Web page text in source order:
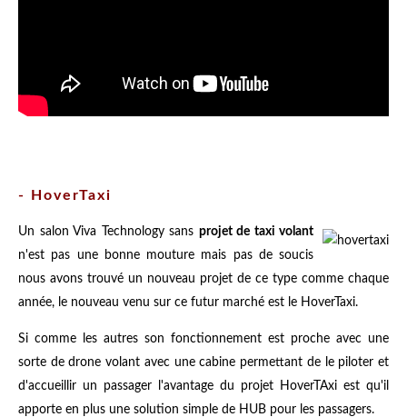
- HoverTaxi
Un salon Viva Technology sans projet de taxi volant
n'est pas une bonne mouture mais pas de soucis
nous avons trouvé un nouveau projet de ce type comme chaque
année, le nouveau venu sur ce futur marché est le HoverTaxi.
Si comme les autres son fonctionnement est proche avec une
sorte de drone volant avec une cabine permettant de le piloter et
d'accueillir un passager l'avantage du projet HoverTAxi est qu'il
apporte en plus une solution simple de HUB pour les passagers.